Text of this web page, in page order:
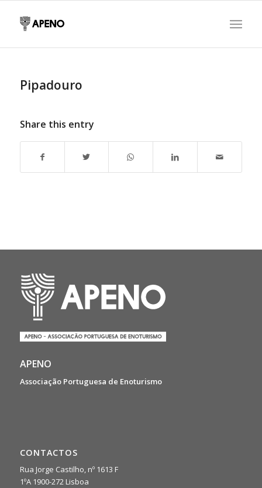
Pipadouro
Share this entry
APENO
Associação Portuguesa de Enoturismo
CONTACTOS
Rua Jorge Castilho, nº 1613 F
1ºA 1900-272 Lisboa